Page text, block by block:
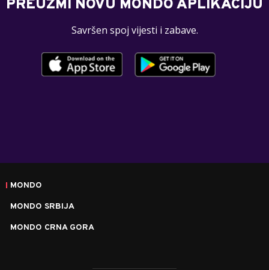
PREUZMI NOVU MONDO APLIKACIJU
Savršen spoj vijesti i zabave.
MONDO
MONDO SRBIJA
MONDO CRNA GORA